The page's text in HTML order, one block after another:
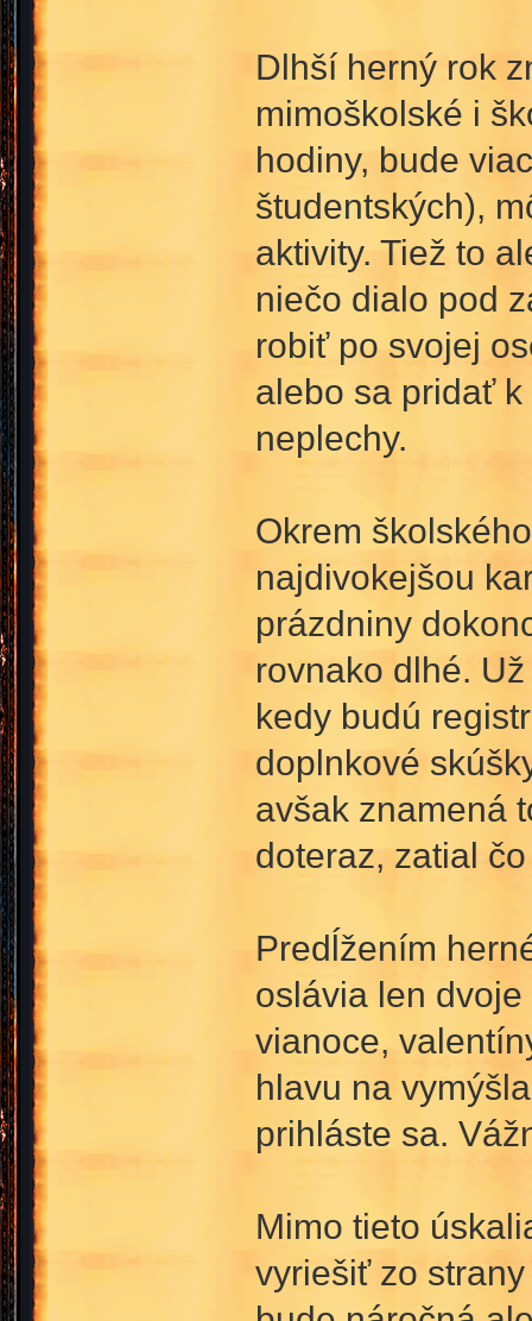
Dlhší herný rok
mimoškolské i
hodiny, bude
študentských),
aktivity. Tiež to
niečo dialo pod
robiť po svojej
alebo sa pridať
neplechy.
Okrem
najdivokejšou
prázdniny
rovnako dlhé.
kedy budú
doplnkové
avšak znamená
doteraz, zatial
Predĺžením
oslávia len
vianoce,
hlavu na
prihláste sa.
Mimo tieto
vyriešiť zo